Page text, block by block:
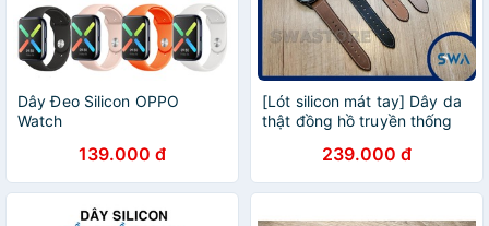
Dây Đeo Silicon OPPO
Watch
139.000 đ
[Lót silicon mát tay] Dây da
thật đồng hồ truyền thống
size 20mm 22mm
239.000 đ